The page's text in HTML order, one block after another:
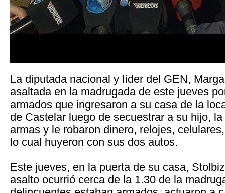
La diputada nacional y líder del GEN,
asaltada en la madrugada de este jueves
armados que ingresaron a su casa de la
de Castelar luego de secuestrar a su hijo,
armas y le robaron dinero, relojes,
lo cual huyeron con sus dos autos.
Este jueves, en la puerta de su casa,
asalto ocurrió cerca de la 1.30 de la